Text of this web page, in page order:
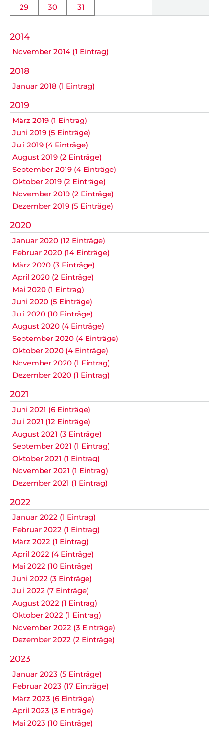
29
30 31
2014
November 2014 (1 Eintrag)
2018
Januar 2018 (1 Eintrag)
2019
März 2019 (1 Eintrag)
Juni 2019 (5 Einträge)
Juli 2019 (4 Einträge)
August 2019 (2 Einträge)
September 2019 (4 Einträge)
Oktober 2019 (2 Einträge)
November 2019 (2 Einträge)
Dezember 2019 (5 Einträge)
2020
Januar 2020 (12 Einträge)
Februar 2020 (14 Einträge)
März 2020 (3 Einträge)
April 2020 (2 Einträge)
Mai 2020 (1 Eintrag)
Juni 2020 (5 Einträge)
Juli 2020 (10 Einträge)
August 2020 (4 Einträge)
September 2020 (4 Einträge)
Oktober 2020 (4 Einträge)
November 2020 (1 Eintrag)
Dezember 2020 (1 Eintrag)
2021
Juni 2021 (6 Einträge)
Juli 2021 (12 Einträge)
August 2021 (3 Einträge)
September 2021 (1 Eintrag)
Oktober 2021 (1 Eintrag)
November 2021 (1 Eintrag)
Dezember 2021 (1 Eintrag)
2022
Januar 2022 (1 Eintrag)
Februar 2022 (1 Eintrag)
März 2022 (1 Eintrag)
April 2022 (4 Einträge)
Mai 2022 (10 Einträge)
Juni 2022 (3 Einträge)
Juli 2022 (7 Einträge)
August 2022 (1 Eintrag)
Oktober 2022 (1 Eintrag)
November 2022 (3 Einträge)
Dezember 2022 (2 Einträge)
2023
Januar 2023 (5 Einträge)
Februar 2023 (17 Einträge)
März 2023 (6 Einträge)
April 2023 (3 Einträge)
Mai 2023 (10 Einträge)
Vereinssatzung
Schutzkonzept
Impressum
Datenschutz
Nicht das Richtige gefunden?
Bitte nehmen Sie Kontakt mit uns auf. Wir helfen
gerne weiter.
post@svo.germaringen.de
Navigation
überspringen
Anfahrt Impressum